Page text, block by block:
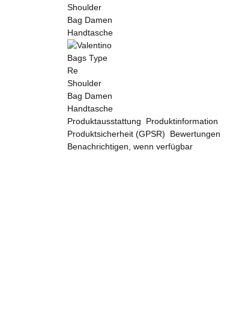
Produktausstattung
Produktinformation
Produktsicherheit (GPSR)
Bewertungen
Benachrichtigen, wenn verfügbar